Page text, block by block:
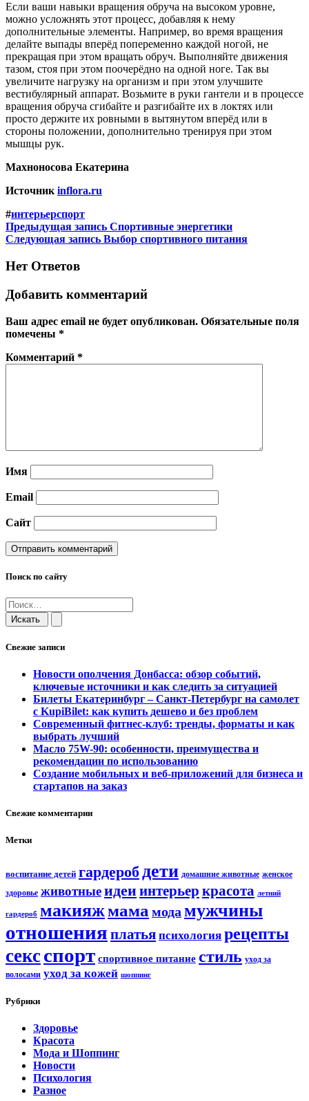
Если ваши навыки вращения обруча на высоком уровне,
можно усложнять этот процесс, добавляя к нему
дополнительные элементы. Например, во время вращения
делайте выпады вперёд попеременно каждой ногой, не
прекращая при этом вращать обруч. Выполняйте движения
тазом, стоя при этом поочерёдно на одной ноге. Так вы
увеличите нагрузку на организм и при этом улучшите
вестибулярный аппарат. Возьмите в руки гантели и в процессе
вращения обруча сгибайте и разгибайте их в локтях или
просто держите их ровными в вытянутом вперёд или в
стороны положении, дополнительно тренируя при этом
мышцы рук.
Махноносова Екатерина
Источник inflora.ru
#интерьерспорт
Навигация
по
записям
Предыдущая запись Спортивные энергетики
Навигация
по
Следующая запись Выбор спортивного питания
Нет Ответов
Добавить комментарий
Ваш адрес email не будет опубликован. Обязательные поля
помечены *
Комментарий *
Имя
Email
Сайт
Поиск по сайту
Свежие записи
Новости ополчения Донбасса: обзор событий,
ключевые источники и как следить за ситуацией
Билеты Екатеринбург – Санкт-Петербург на самолет
c KupiBilet: как купить дешево и без проблем
Современный фитнес-клуб: тренды, форматы и как
выбрать лучший
Масло 75W-90: особенности, преимущества и
рекомендации по использованию
Создание мобильных и веб-приложений для бизнеса и
стартапов на заказ
Свежие комментарии
Метки
воспитание детей гардероб дети домашние животные женское
здоровье животныеидеи интерьер красота летний
гардероб макияжмама мода мужчины
отношения платья психология рецепты
сексспорт спортивное питание стиль уход за
волосами уход за кожей шоппинг
Рубрики
Здоровье
Красота
Мода и Шоппинг
Новости
Психология
Разное